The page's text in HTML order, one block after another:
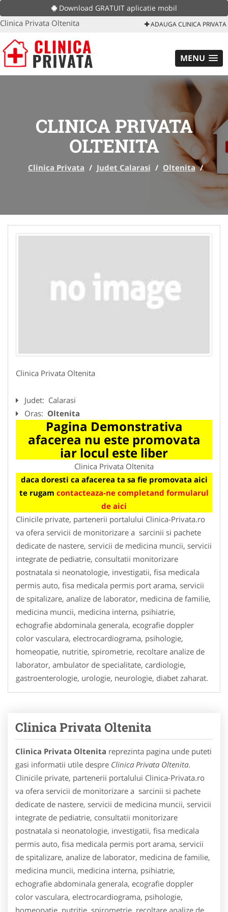
Download GRATUIT aplicatie mobil
Clinica Privata Oltenita ADAUGA CLINICA PRIVATA
MENU
CLINICA PRIVATA
OLTENITA
Clinica Privata / Judet Calarasi / Oltenita /
Clinica Privata Oltenita
Judet: Calarasi
Oras: Oltenita
Pagina Demonstrativa
afacerea nu este promovata
iar locul este liber
Clinica Privata Oltenita
daca doresti ca afacerea ta sa fie promovata aici
te rugam contacteaza-ne completand formularul
de aici
Clinicile private, partenerii portalului Clinica-Privata.ro
va ofera servicii de monitorizare a sarcinii si pachete
dedicate de nastere, servicii de medicina muncii, servicii
integrate de pediatrie, consultatii monitorizare
postnatala si neonatologie, investigatii, fisa medicala
permis auto, fisa medicala permis port arama, servicii
de spitalizare, analize de laborator, medicina de familie,
medicina muncii, medicina interna, psihiatrie,
echografie abdominala generala, ecografie doppler
color vasculara, electrocardiograma, psihologie,
homeopatie, nutritie, spirometrie, recoltare analize de
laborator, ambulator de specialitate, cardiologie,
gastroenterologie, urologie, neurologie, diabet zaharat.
Clinica Privata Oltenita
Clinica Privata Oltenita reprezinta pagina unde puteti
gasi informatii utile despre Clinica Privata Oltenita.
Clinicile private, partenerii portalului Clinica-Privata.ro
va ofera servicii de monitorizare a sarcinii si pachete
dedicate de nastere, servicii de medicina muncii, servicii
integrate de pediatrie, consultatii monitorizare
postnatala si neonatologie, investigatii, fisa medicala
permis auto, fisa medicala permis port arama, servicii
de spitalizare, analize de laborator, medicina de familie,
medicina muncii, medicina interna, psihiatrie,
echografie abdominala generala, ecografie doppler
color vasculara, electrocardiograma, psihologie,
homeopatie, nutritie, spirometrie, recoltare analize de